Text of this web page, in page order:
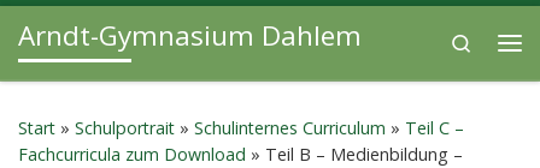
Zum Inhalt springen
Arndt-Gymnasium Dahlem
Search
Start » Schulportrait » Schulinternes Curriculum » Teil C –
Fachcurricula zum Download » Teil B – Medienbildung –